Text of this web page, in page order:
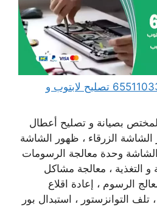
مهندس كمبيوتر الزور 65511033 تصليح لابتوب و
بصيانة و تصليح أعطال
الزرقاء ، ظهور الشاشة
وحدة معالجة الرسومات
التغذية ، معالجة مشاكل
الرسوم ، إعادة اقلاع
التوانزستور ، استبدال بور